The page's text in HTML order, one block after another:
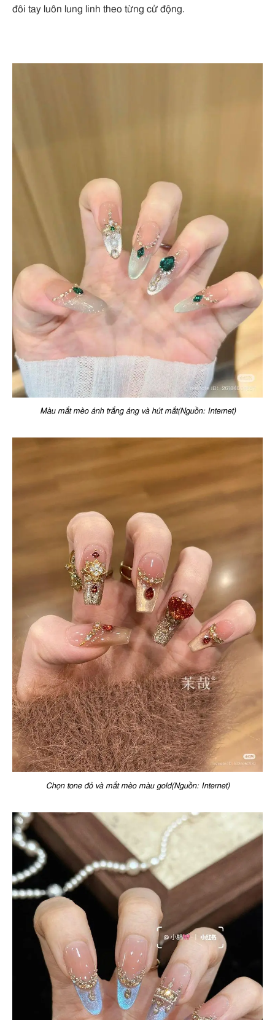
đôi tay luôn lung linh theo từng cử động.
Màu mắt mèo ánh trắng áng và hút mắt(Nguồn: Internet)
Chọn tone đỏ và mắt mèo màu gold(Nguồn: Internet)